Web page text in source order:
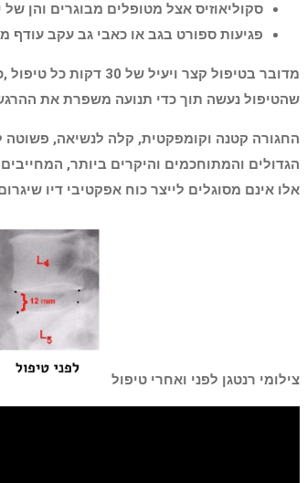
סקוליאוזיס אצל מטופלים מבוגרים והן
פגיעות ספורט בגב או כאבי גב עקב עודף
מדובר בטיפול קצר
שהטיפול נעשה תוך כדי תנועה משפרת את
החגורה קטנה וקומפקטית, קלה לנשיאה, פשוטה
הגדולים והמתוחכמים והיקרים ביותר,
אלו אינם מסוגלים לייצר כוח אפקטיבי דיו
צילומי רנטגן לפני ואחרי טיפול